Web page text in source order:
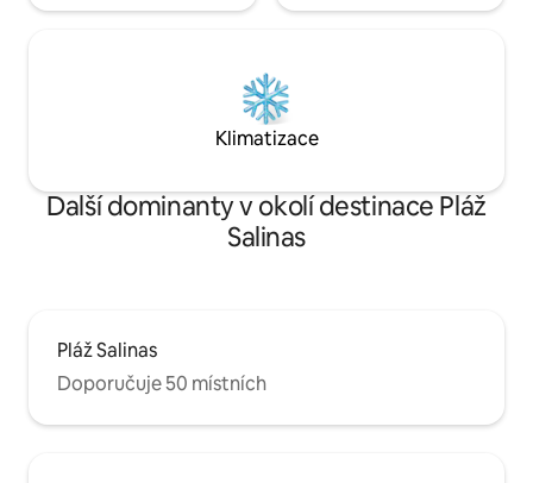
Klimatizace
Další dominanty v okolí destinace Pláž
Salinas
Pláž Salinas
Doporučuje 50 místních